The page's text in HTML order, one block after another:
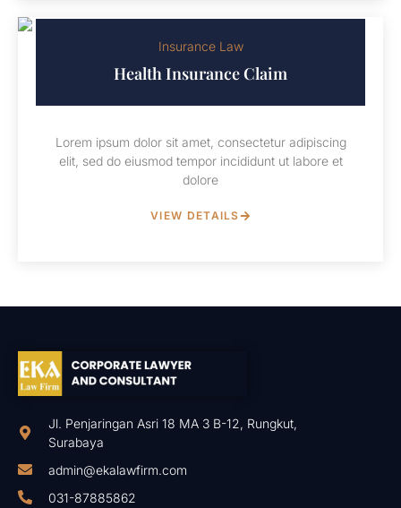
Insurance Law
Health Insurance Claim
Lorem ipsum dolor sit amet, consectetur adipiscing
elit, sed do eiusmod tempor incididunt ut labore et
dolore
VIEW DETAILS
Jl. Penjaringan Asri 18 MA 3 B-12, Rungkut,
Surabaya
admin@ekalawfirm.com
031-87885862